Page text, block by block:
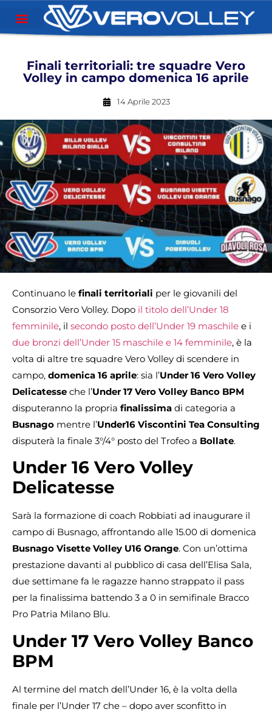
Finali territoriali: tre squadre Vero
Volley in campo domenica 16 aprile
14 Aprile 2023
Continuano le finali territoriali per le giovanili del
Consorzio Vero Volley. Dopo il titolo dell’Under 18
femminile, il secondo posto dell’Under 19 maschile e i
due bronzi dell’Under 15 maschile e 14 femminile, è la
volta di altre tre squadre Vero Volley di scendere in
campo, domenica 16 aprile: sia l’Under 16 Vero Volley
Delicatesse che l’Under 17 Vero Volley Banco BPM
disputeranno la propria finalissima di categoria a
Busnago mentre l’Under16 Viscontini Tea Consulting
disputerà la finale 3°/4° posto del Trofeo a Bollate.
Under 16 Vero Volley
Delicatesse
Sarà la formazione di coach Robbiati ad inaugurare il
campo di Busnago, affrontando alle 15.00 di domenica
Busnago Visette Volley U16 Orange. Con un’ottima
prestazione davanti al pubblico di casa dell’Elisa Sala,
due settimane fa le ragazze hanno strappato il pass
per la finalissima battendo 3 a 0 in semifinale Bracco
Pro Patria Milano Blu.
Under 17 Vero Volley Banco
BPM
Al termine del match dell’Under 16, è la volta della
finale per l’Under 17 che – dopo aver sconfitto in